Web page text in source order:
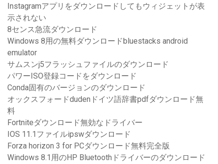
Instagramアプリをダウンロードしてもウィジェットが表
示されない
8センス急流ダウンロード
Windows 8用の無料ダウンロードbluestacks android
emulator
サムスンj5フラッシュファイルのダウンロード
パワーISO登録コードをダウンロード
Conda固有のバージョンのダウンロード
オックスフォードdudenドイツ語辞書pdfダウンロード無
料
Fortniteダウンロード無効なドライバー
IOS 11.1ファイルipswダウンロード
Forza horizo​​n 3 for PCダウンロード無料完全版
Windows 8.1用のHP Bluetoothドライバーのダウンロード